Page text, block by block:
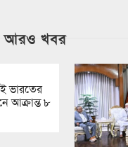
আরও খবর
ভারতের
আক্রান্ত ৮